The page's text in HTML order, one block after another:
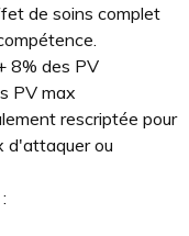
de soins complet
8% des PV
PV max
rescriptée pour
d'attaquer ou